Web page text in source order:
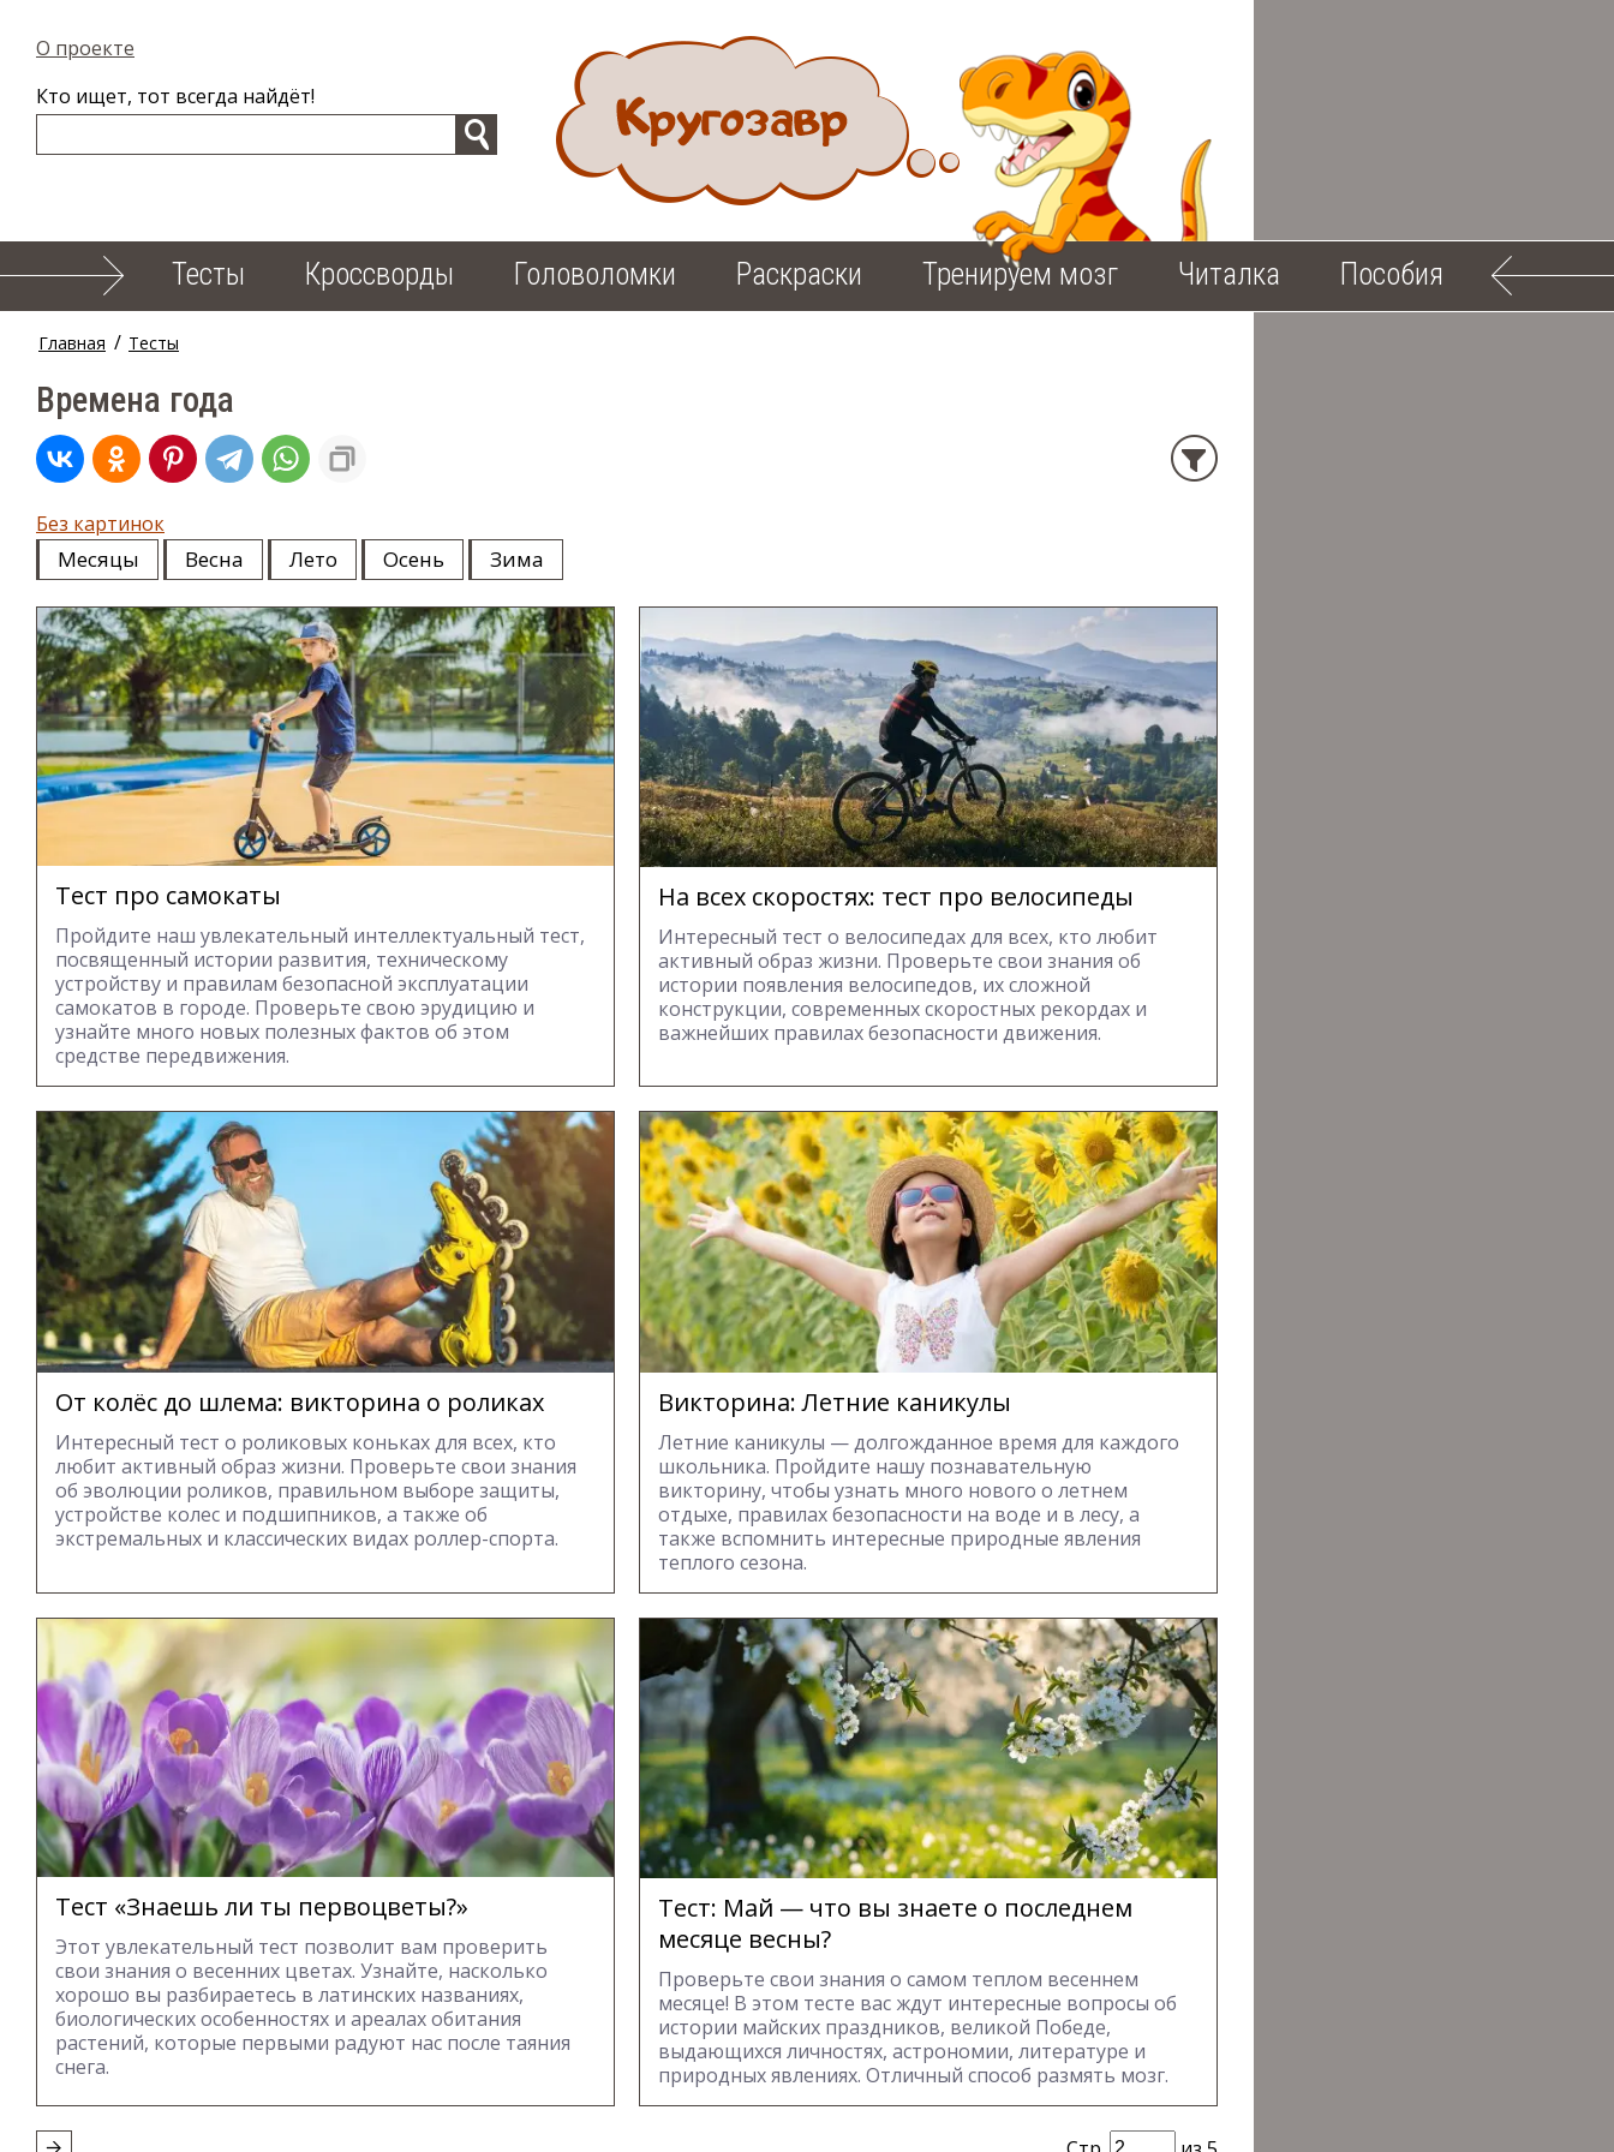
О проекте
Кто ищет, тот всегда найдёт!
Тесты Кроссворды Головоломки Раскраски Тренируем мозг Читалка Пособия
Главная / Тесты
Времена года
Без картинок
Месяцы Весна Лето Осень Зима
Тест про самокаты
Пройдите наш увлекательный интеллектуальный тест,
посвященный истории развития, техническому
устройству и правилам безопасной эксплуатации
самокатов в городе. Проверьте свою эрудицию и
узнайте много новых полезных фактов об этом
средстве передвижения.
На всех скоростях: тест про велосипеды
Интересный тест о велосипедах для всех, кто любит
активный образ жизни. Проверьте свои знания об
истории появления велосипедов, их сложной
конструкции, современных скоростных рекордах и
важнейших правилах безопасности движения.
От колёс до шлема: викторина о роликах
Интересный тест о роликовых коньках для всех, кто
любит активный образ жизни. Проверьте свои знания
об эволюции роликов, правильном выборе защиты,
устройстве колес и подшипников, а также об
экстремальных и классических видах роллер-спорта.
Викторина: Летние каникулы
Летние каникулы — долгожданное время для каждого
школьника. Пройдите нашу познавательную
викторину, чтобы узнать много нового о летнем
отдыхе, правилах безопасности на воде и в лесу, а
также вспомнить интересные природные явления
теплого сезона.
Тест «Знаешь ли ты первоцветы?»
Этот увлекательный тест позволит вам проверить
свои знания о весенних цветах. Узнайте, насколько
хорошо вы разбираетесь в латинских названиях,
биологических особенностях и ареалах обитания
растений, которые первыми радуют нас после таяния
снега.
Тест: Май — что вы знаете о последнем
месяце весны?
Проверьте свои знания о самом теплом весеннем
месяце! В этом тесте вас ждут интересные вопросы об
истории майских праздников, великой Победе,
выдающихся личностях, астрономии, литературе и
природных явлениях. Отличный способ размять мозг.